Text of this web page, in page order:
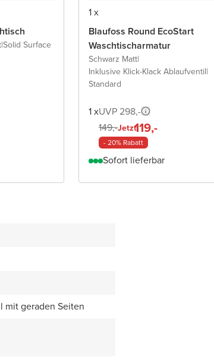
|Solid Surface
1 x
Blaufoss Round EcoStart
Waschtischarmatur
Schwarz Matt|
Inklusive Klick-Klack Ablaufventil|
Standard
1 xUVP 298,-
149,-Jetzt119,-
- 20% Rabatt
Sofort lieferbar
mit geraden Seiten